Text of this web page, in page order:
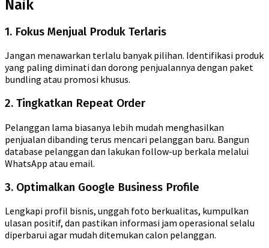
Naik
1. Fokus Menjual Produk Terlaris
Jangan menawarkan terlalu banyak pilihan. Identifikasi produk
yang paling diminati dan dorong penjualannya dengan paket
bundling atau promosi khusus.
2. Tingkatkan Repeat Order
Pelanggan lama biasanya lebih mudah menghasilkan
penjualan dibanding terus mencari pelanggan baru. Bangun
database pelanggan dan lakukan follow-up berkala melalui
WhatsApp atau email.
3. Optimalkan Google Business Profile
Lengkapi profil bisnis, unggah foto berkualitas, kumpulkan
ulasan positif, dan pastikan informasi jam operasional selalu
diperbarui agar mudah ditemukan calon pelanggan.